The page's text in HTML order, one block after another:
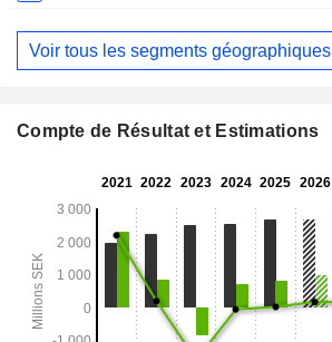
Fiscale:
Décembre
Voir tous les segments géographiques
Compte de Résultat et Estimations